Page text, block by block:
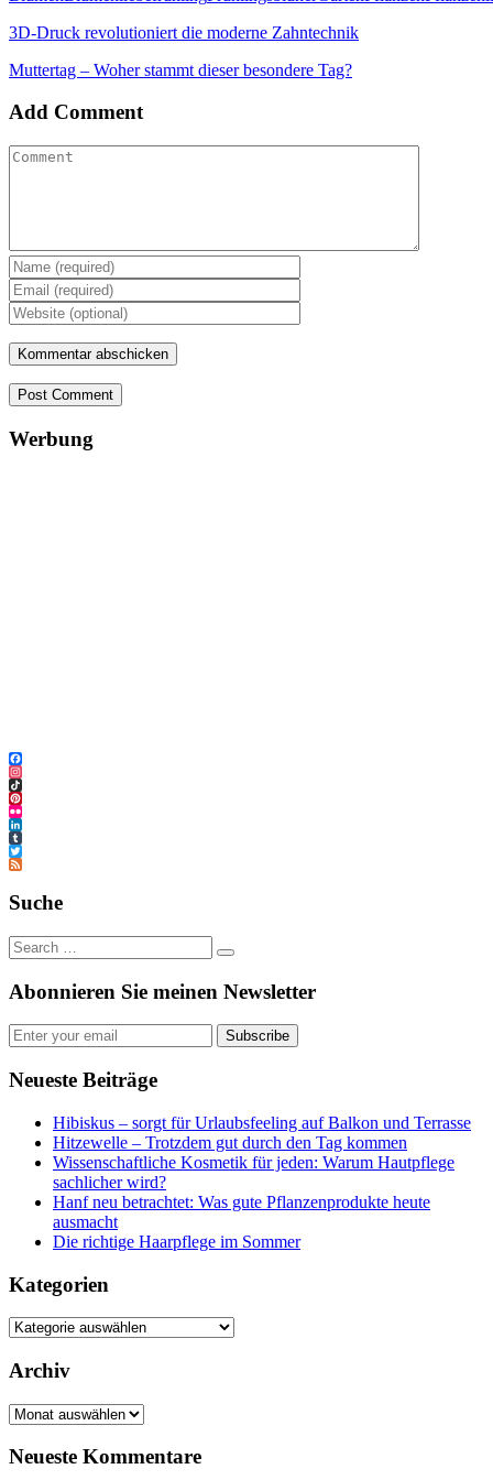
3D-Druck revolutioniert die moderne Zahntechnik
Muttertag – Woher stammt dieser besondere Tag?
Add Comment
Post Comment
Werbung
Facebook
Instagram
TikTok
Pinterest
Flickr
LinkedIn
Tumblr
Twitter
Feed
Suche
Abonnieren Sie meinen Newsletter
Subscribe
Neueste Beiträge
Hibiskus – sorgt für Urlaubsfeeling auf Balkon und Terrasse
Hitzewelle – Trotzdem gut durch den Tag kommen
Wissenschaftliche Kosmetik für jeden: Warum Hautpflege
sachlicher wird?
Hanf neu betrachtet: Was gute Pflanzenprodukte heute
ausmacht
Die richtige Haarpflege im Sommer
Kategorien
Kategorien
Archiv
Archiv
Neueste Kommentare